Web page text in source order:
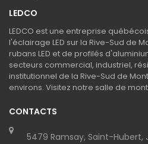
LEDCO
LEDCO est une entreprise
l'éclairage LED sur la Rive-Sud de
rubans LED et de profilés
secteurs commercial, industriel,
institutionnel de la Rive-Sud de
environs. Visitez notre salle de
CONTACTS
5479 Ramsay, Saint-Hubert,